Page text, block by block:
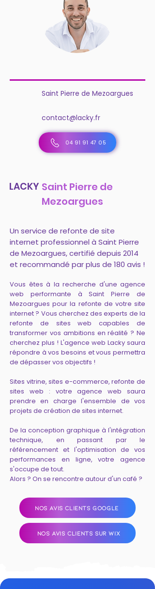
Saint Pierre de Mezoargues
contact@lacky.fr
04 91 91 47 05
LACKY Saint Pierre de
Mezoargues
Un service de refonte de site
internet professionnel à Saint Pierre
de Mezoargues, certifié depuis 2014
et recommandé par plus de 180 avis !
Vous êtes à la recherche d'une agence
web performante à Saint Pierre de
Mezoargues pour la refonte de votre site
internet ? Vous cherchez des experts de la
refonte de sites web capables de
transformer vos ambitions en réalité ? Ne
cherchez plus ! L'agence web Lacky saura
répondre à vos besoins et vous permettra
de dépasser vos objectifs !
Sites vitrine, sites e-commerce, refonte de
sites web : votre agence web saura
prendre en charge l'ensemble de vos
projets de création de sites internet.
De la conception graphique à l'intégration
technique, en passant par le
référencement et l'optimisation de vos
performances en ligne, votre agence
s'occupe de tout.
Alors ? On se rencontre autour d'un café ?
NOS AVIS CLIENTS GOOGLE
NOS AVIS CLIENTS SUR WIX